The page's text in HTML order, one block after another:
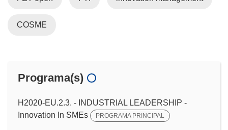
COSME
Programa(s)
H2020-EU.2.3. - INDUSTRIAL LEADERSHIP -
Innovation In SMEs
PROGRAMA PRINCIPAL